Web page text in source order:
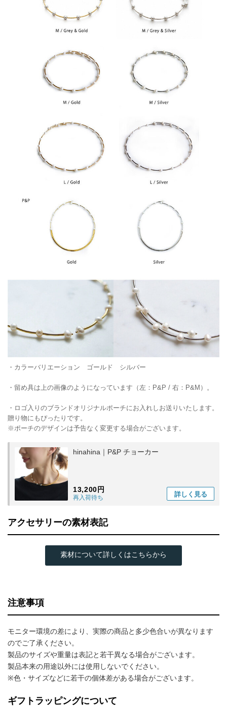
・カラーバリエーション ゴールド シルバー
・留め具は上の画像のようになっています（左：P&P / 右：P&M）。
・ロゴ入りのブランドオリジナルポーチにお入れしお送りいたします。
贈り物にもぴったりです。
※ポーチのデザインは予告なく変更する場合がございます。
hinahina｜P&P チョーカー
13,200円
再入荷待ち 詳しく 見る
アクセサリーの素材表記
素材について詳しくはこちらから
注意事項
モニター環境の差により、実際の商品と多少色合いが異なります
のでご了承ください。
製品のサイズや重量は表記と若干異なる場合がございます。
製品本来の用途以外には使用しないでください。
※色・サイズなどに若干の個体差がある場合がございます。
ギフトラッピングについて